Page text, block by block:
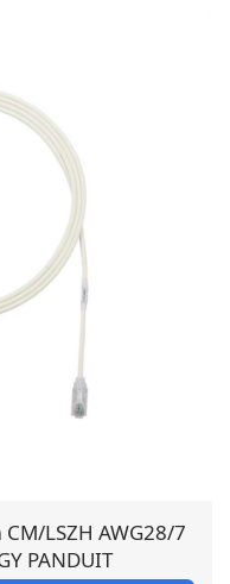
LSZH AWG28/7
PANDUIT